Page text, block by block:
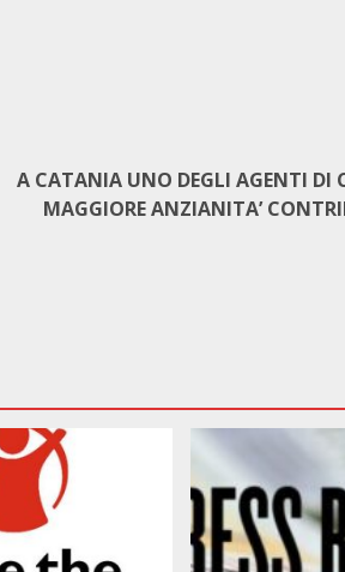
A CATANIA UNO DEGLI AGENTI DI
MAGGIORE ANZIANITA’